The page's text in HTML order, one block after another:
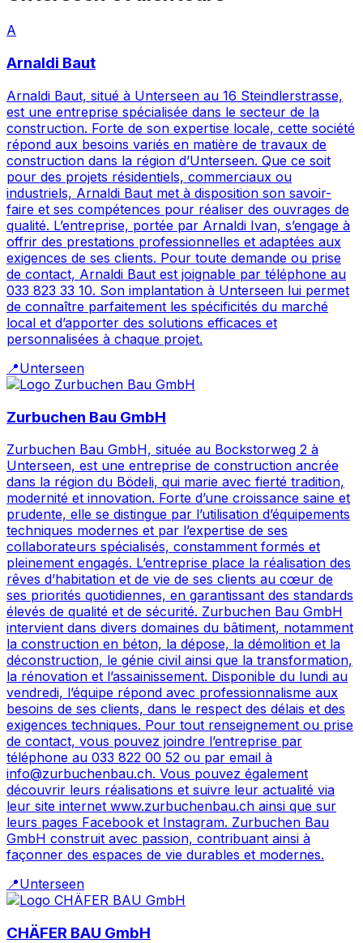
A
Arnaldi Baut
Arnaldi Baut, situé à Unterseen au 16 Steindlerstrasse,
est une entreprise spécialisée dans le secteur de la
construction. Forte de son expertise locale, cette société
répond aux besoins variés en matière de travaux de
construction dans la région d’Unterseen. Que ce soit
pour des projets résidentiels, commerciaux ou
industriels, Arnaldi Baut met à disposition son savoir-
faire et ses compétences pour réaliser des ouvrages de
qualité. L’entreprise, portée par Arnaldi Ivan, s’engage à
offrir des prestations professionnelles et adaptées aux
exigences de ses clients. Pour toute demande ou prise
de contact, Arnaldi Baut est joignable par téléphone au
033 823 33 10. Son implantation à Unterseen lui permet
de connaître parfaitement les spécificités du marché
local et d’apporter des solutions efficaces et
personnalisées à chaque projet.
📍Unterseen
Zurbuchen Bau GmbH
Zurbuchen Bau GmbH, située au Bockstorweg 2 à
Unterseen, est une entreprise de construction ancrée
dans la région du Bödeli, qui marie avec fierté tradition,
modernité et innovation. Forte d’une croissance saine et
prudente, elle se distingue par l’utilisation d’équipements
techniques modernes et par l’expertise de ses
collaborateurs spécialisés, constamment formés et
pleinement engagés. L’entreprise place la réalisation des
rêves d’habitation et de vie de ses clients au cœur de
ses priorités quotidiennes, en garantissant des standards
élevés de qualité et de sécurité. Zurbuchen Bau GmbH
intervient dans divers domaines du bâtiment, notamment
la construction en béton, la dépose, la démolition et la
déconstruction, le génie civil ainsi que la transformation,
la rénovation et l’assainissement. Disponible du lundi au
vendredi, l’équipe répond avec professionnalisme aux
besoins de ses clients, dans le respect des délais et des
exigences techniques. Pour tout renseignement ou prise
de contact, vous pouvez joindre l’entreprise par
téléphone au 033 822 00 52 ou par email à
info@zurbuchenbau.ch. Vous pouvez également
découvrir leurs réalisations et suivre leur actualité via
leur site internet www.zurbuchenbau.ch ainsi que sur
leurs pages Facebook et Instagram. Zurbuchen Bau
GmbH construit avec passion, contribuant ainsi à
façonner des espaces de vie durables et modernes.
📍Unterseen
CHÄFER BAU GmbH